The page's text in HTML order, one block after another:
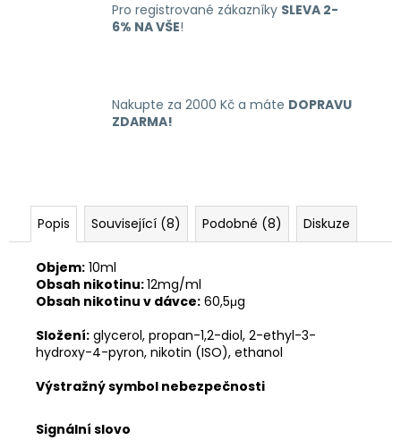
Pro registrované zákazníky SLEVA 2-
6% NA VŠE!
Nakupte za 2000 Kč a máte DOPRAVU
ZDARMA!
Popis Související (8) Podobné (8) Diskuze
Objem: 10ml
Obsah nikotinu:12mg/ml
Obsah nikotinu v dávce: 60,5μg
Složení: glycerol, propan-1,2-diol, 2-ethyl-3-
hydroxy-4-pyron, nikotin (ISO), ethanol
Výstražný symbol nebezpečnosti
Signální slovo